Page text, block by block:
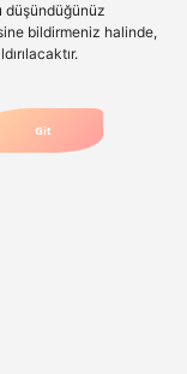
düşündüğünüz
bildirmeniz halinde,